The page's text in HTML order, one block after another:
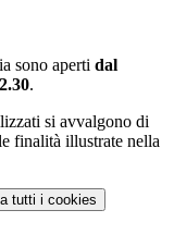
sono aperti dal
.
si avvalgono di
finalità illustrate nella
tutti i cookies